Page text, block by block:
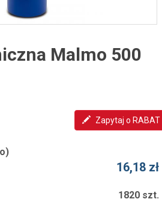
Malmo 500
Zapytaj o RABAT
16,18 zł
1820 szt.